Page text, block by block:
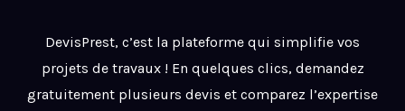
DevisPrest, c’est la plateforme qui simplifie vos
projets de travaux ! En quelques clics, demandez
gratuitement plusieurs devis et comparez l’expertise